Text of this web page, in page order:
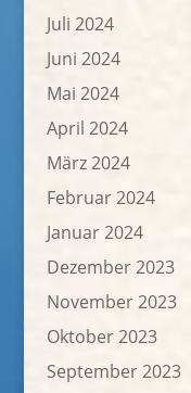
Juli 2024
Juni 2024
Mai 2024
April 2024
März 2024
Februar 2024
Januar 2024
Dezember 2023
November 2023
Oktober 2023
September 2023